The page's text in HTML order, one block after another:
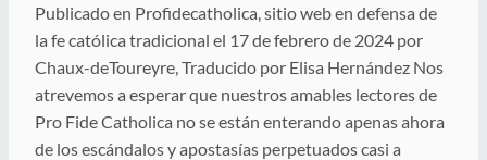
Publicado en Profidecatholica, sitio web en defensa de
la fe católica tradicional el 17 de febrero de 2024 por
Chaux-deToureyre, Traducido por Elisa Hernández Nos
atrevemos a esperar que nuestros amables lectores de
Pro Fide Catholica no se están enterando apenas ahora
de los escándalos y apostasías perpetuados casi a